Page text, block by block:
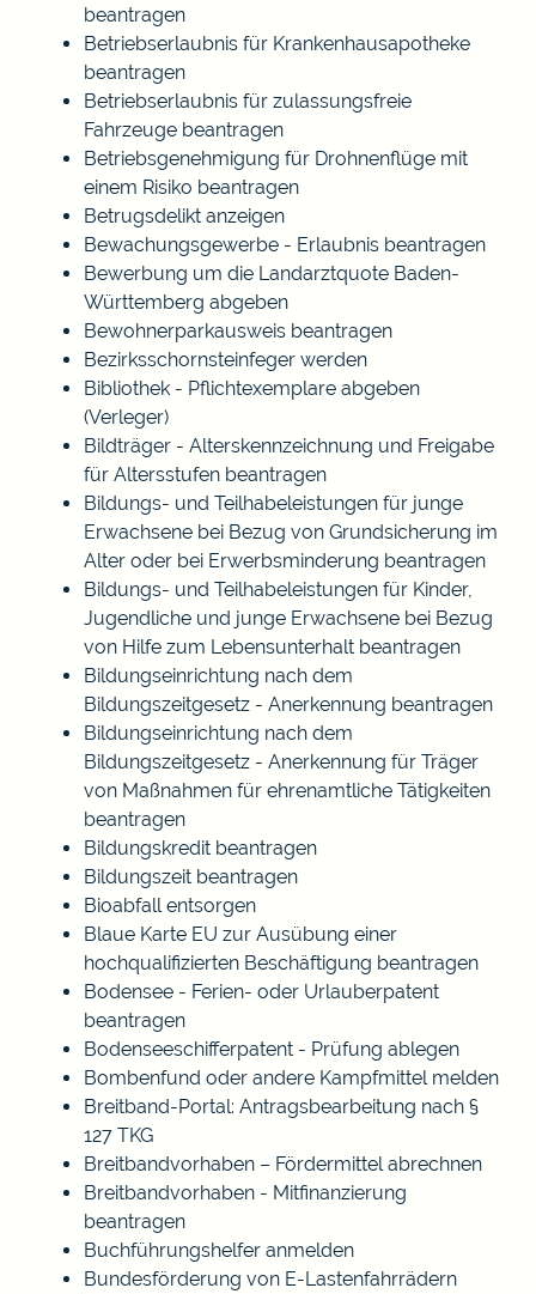
beantragen
Betriebserlaubnis für Krankenhausapotheke
beantragen
Betriebserlaubnis für zulassungsfreie
Fahrzeuge beantragen
Betriebsgenehmigung für Drohnenflüge mit
einem Risiko beantragen
Betrugsdelikt anzeigen
Bewachungsgewerbe - Erlaubnis beantragen
Bewerbung um die Landarztquote Baden-
Württemberg abgeben
Bewohnerparkausweis beantragen
Bezirksschornsteinfeger werden
Bibliothek - Pflichtexemplare abgeben
(Verleger)
Bildträger - Alterskennzeichnung und Freigabe
für Altersstufen beantragen
Bildungs- und Teilhabeleistungen für junge
Erwachsene bei Bezug von Grundsicherung im
Alter oder bei Erwerbsminderung beantragen
Bildungs- und Teilhabeleistungen für Kinder,
Jugendliche und junge Erwachsene bei Bezug
von Hilfe zum Lebensunterhalt beantragen
Bildungseinrichtung nach dem
Bildungszeitgesetz - Anerkennung beantragen
Bildungseinrichtung nach dem
Bildungszeitgesetz - Anerkennung für Träger
von Maßnahmen für ehrenamtliche Tätigkeiten
beantragen
Bildungskredit beantragen
Bildungszeit beantragen
Bioabfall entsorgen
Blaue Karte EU zur Ausübung einer
hochqualifizierten Beschäftigung beantragen
Bodensee - Ferien- oder Urlauberpatent
beantragen
Bodenseeschifferpatent - Prüfung ablegen
Bombenfund oder andere Kampfmittel melden
Breitband-Portal: Antragsbearbeitung nach §
127 TKG
Breitbandvorhaben – Fördermittel abrechnen
Breitbandvorhaben - Mitfinanzierung
beantragen
Buchführungshelfer anmelden
Bundesförderung von E-Lastenfahrrädern